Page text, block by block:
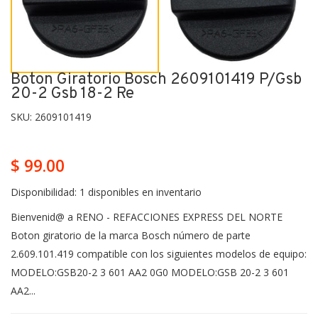
Boton Giratorio Bosch 2609101419 P/gsb
20-2 Gsb 18-2 Re
SKU: 2609101419
$ 99.00
Disponibilidad: 1 disponibles en inventario
Bienvenid@ a RENO - REFACCIONES EXPRESS DEL NORTE
Boton giratorio de la marca Bosch número de parte
2.609.101.419 compatible con los siguientes modelos de equipo:
MODELO:GSB20-2 3 601 AA2 0G0 MODELO:GSB 20-2 3 601
AA2...